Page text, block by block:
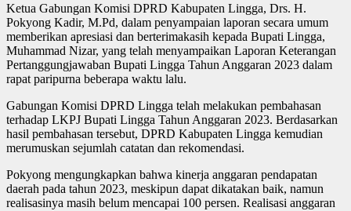
Ketua Gabungan Komisi DPRD Kabupaten Lingga, Drs. H.
Pokyong Kadir, M.Pd, dalam penyampaian laporan secara umum
memberikan apresiasi dan berterimakasih kepada Bupati Lingga,
Muhammad Nizar, yang telah menyampaikan Laporan Keterangan
Pertanggungjawaban Bupati Lingga Tahun Anggaran 2023 dalam
rapat paripurna beberapa waktu lalu.
Gabungan Komisi DPRD Lingga telah melakukan pembahasan
terhadap LKPJ Bupati Lingga Tahun Anggaran 2023. Berdasarkan
hasil pembahasan tersebut, DPRD Kabupaten Lingga kemudian
merumuskan sejumlah catatan dan rekomendasi.
Pokyong mengungkapkan bahwa kinerja anggaran pendapatan
daerah pada tahun 2023, meskipun dapat dikatakan baik, namun
realisasinya masih belum mencapai 100 persen. Realisasi anggaran